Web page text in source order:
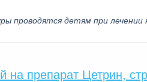
проводятся детям при лечении
на препарат Цетрин,